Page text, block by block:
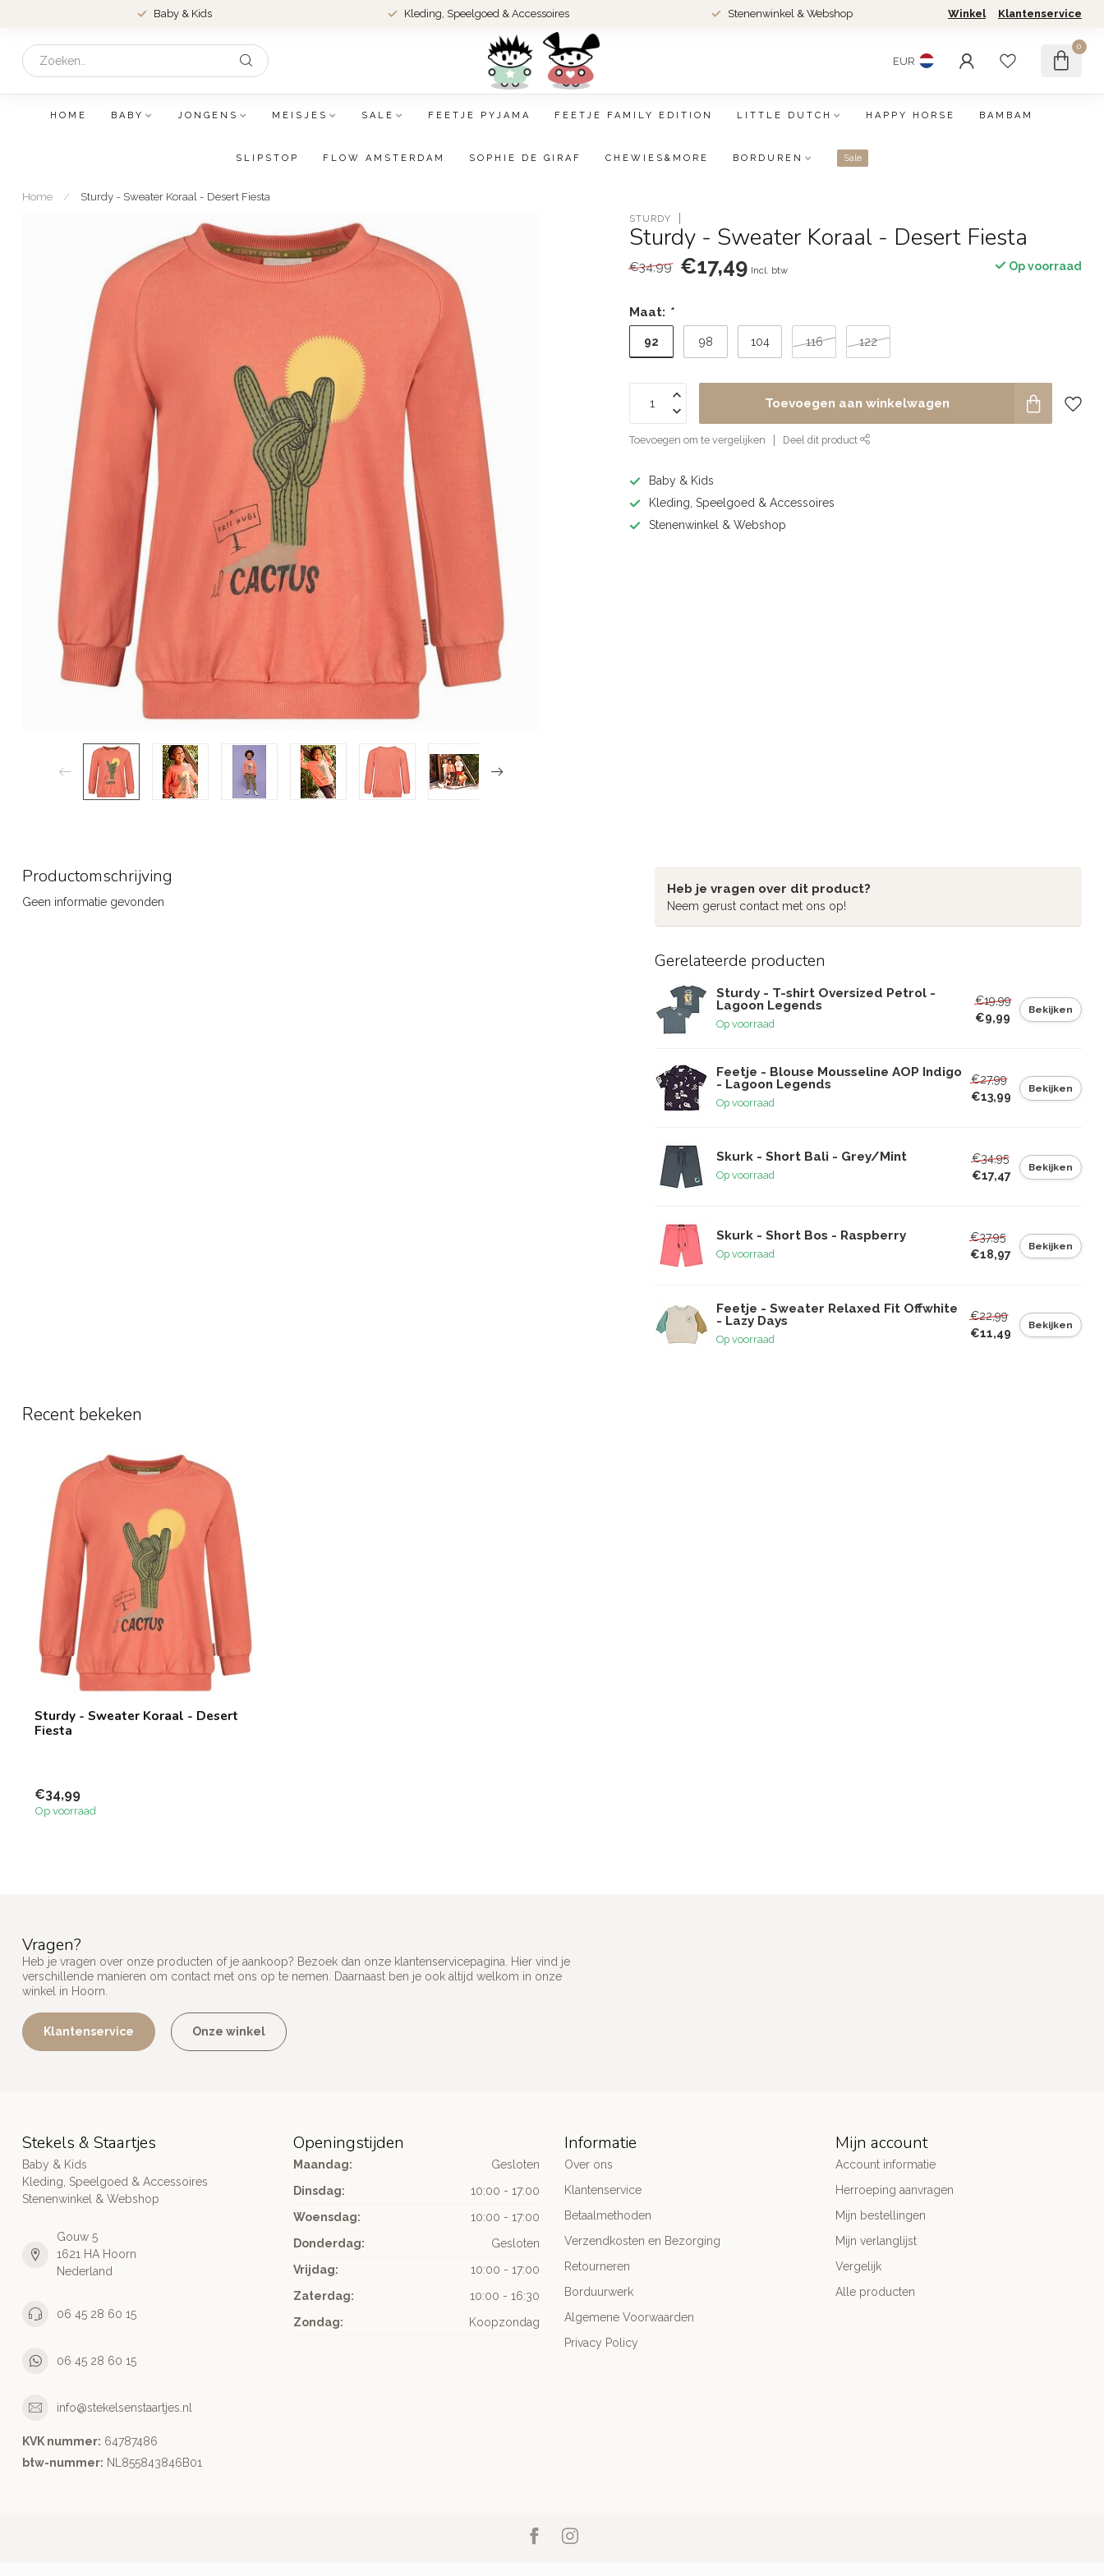
Baby & Kids Kleding, Speelgoed & Accessoires Stenenwinkel & Webshop Winkel Klantenservice
EUR
0
HOME BABY JONGENS MEISJES SALE FEETJE PYJAMA FEETJE FAMILY EDITION LITTLE DUTCH HAPPY HORSE BAMBAM
SLIPSTOP FLOW AMSTERDAM SOPHIE DE GIRAF CHEWIES&MORE BORDUREN Sale
Home / Sturdy - Sweater Koraal - Desert Fiesta
STURDY
Sturdy - Sweater Koraal - Desert Fiesta
€34,99 €17,49 Incl. btw Op voorraad
Maat: *
92 98 104 116 122
Toevoegen aan winkelwagen
Toevoegen om te vergelijken Deel dit product
Baby & Kids
Kleding, Speelgoed & Accessoires
Stenenwinkel & Webshop
Productomschrijving
Geen informatie gevonden
Heb je vragen over dit product?
Neem gerust contact met ons op!
Gerelateerde producten
Sturdy - T-shirt Oversized Petrol -
Lagoon Legends
Op voorraad
€19,99
€9,99
Bekijken
Feetje - Blouse Mousseline AOP Indigo
- Lagoon Legends
Op voorraad
€27,99
€13,99
Bekijken
Skurk - Short Bali - Grey/Mint
Op voorraad
€34,95
€17,47
Bekijken
Skurk - Short Bos - Raspberry
Op voorraad
€37,95
€18,97
Bekijken
Feetje - Sweater Relaxed Fit Offwhite
- Lazy Days
Op voorraad
€22,99
€11,49
Bekijken
Recent bekeken
Sturdy - Sweater Koraal - Desert
Fiesta
€34,99
Op voorraad
Vragen?
Heb je vragen over onze producten of je aankoop? Bezoek dan onze klantenservicepagina. Hier vind je
verschillende manieren om contact met ons op te nemen. Daarnaast ben je ook altijd welkom in onze
winkel in Hoorn.
Klantenservice Onze winkel
Stekels & Staartjes
Baby & Kids
Kleding, Speelgoed & Accessoires
Stenenwinkel & Webshop
Gouw 5
1621 HA Hoorn
Nederland
06 45 28 60 15
06 45 28 60 15
info@stekelsenstaartjes.nl
KVK nummer: 64787486
btw-nummer: NL855843846B01
Openingstijden
Maandag:
Gesloten
Dinsdag:
10:00 - 17:00
Woensdag:
10:00 - 17:00
Donderdag:
Gesloten
Vrijdag:
10:00 - 17:00
Zaterdag:
10:00 - 16:30
Zondag:
Koopzondag
Informatie
Over ons
Klantenservice
Betaalmethoden
Verzendkosten en Bezorging
Retourneren
Borduurwerk
Algemene Voorwaarden
Privacy Policy
Mijn account
Account informatie
Herroeping aanvragen
Mijn bestellingen
Mijn verlanglijst
Vergelijk
Alle producten